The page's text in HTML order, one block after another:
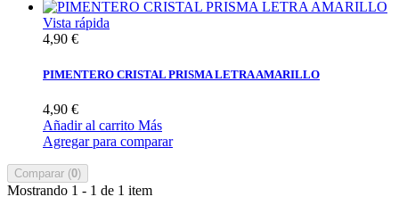
Vista rápida
4,90 €
PIMENTERO CRISTAL PRISMA LETRA AMARILLO
4,90 €
Añadir al carrito Más
Agregar para comparar
Comparar (0)
Mostrando 1 - 1 de 1 item